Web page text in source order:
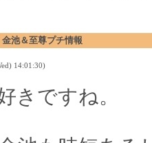
金池＆至尊プチ情報
14:01:30)
きですね。